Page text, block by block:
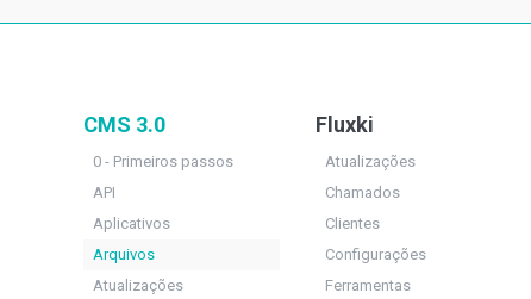
CMS 3.0
0 - Primeiros passos
API
Aplicativos
Arquivos
Atualizações
Fluxki
Atualizações
Chamados
Clientes
Configurações
Ferramentas